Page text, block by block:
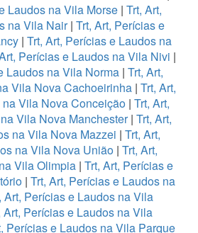
Laudos na Vila Morse | Trt, Art,
na Vila Nair| Trt, Art, Perícias e
| Trt, Art, Perícias e Laudos na
Perícias e Laudos na Vila Nivi |
Laudos na Vila Norma | Trt, Art,
Vila Nova Cachoeirinha | Trt, Art,
Vila Nova Conceição| Trt, Art,
Vila Nova Manchester| Trt, Art,
na Vila Nova Mazzei | Trt, Art,
na Vila Nova União| Trt, Art,
Vila Olimpia | Trt, Art, Perícias e
| Trt, Art, Perícias e Laudos na
Art, Perícias e Laudos na Vila
Art, Perícias e Laudos na Vila
Perícias e Laudos na Vila Parque